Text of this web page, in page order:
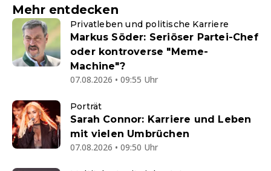
Mehr entdecken
Privatleben und politische Karriere
Markus Söder: Seriöser Partei-Chef
oder kontroverse "Meme-
Machine"?
07.08.2026 • 09:55 Uhr
Porträt
Sarah Connor: Karriere und Leben
mit vielen Umbrüchen
07.08.2026 • 09:50 Uhr